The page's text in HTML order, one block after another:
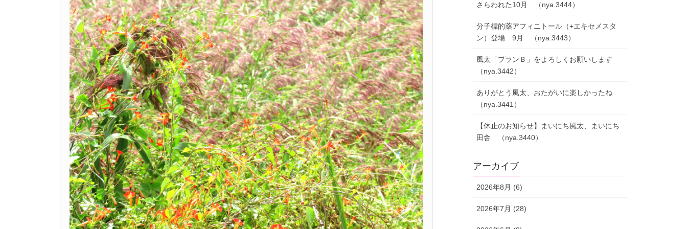
さらわれた10月 （nya.3444）
分子標的薬アフィニトール（+エキセメスタ
ン）登場 9月 （nya.3443）
風太「プランＢ」をよろしくお願いします
（nya.3442）
ありがとう風太、おたがいに楽しかったね
（nya.3441）
【休止のお知らせ】まいにち風太、まいにち
田舎 （nya.3440）
アーカイブ
2026年8月 (6)
2026年7月 (28)